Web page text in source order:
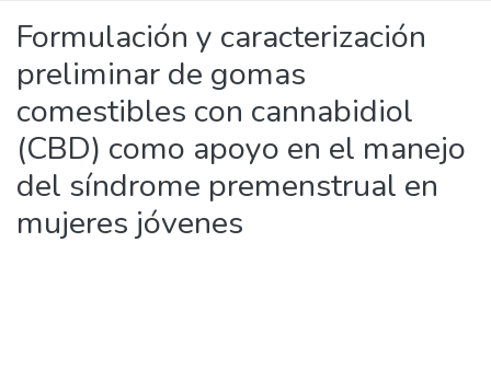
Formulación y caracterización
preliminar de gomas
comestibles con cannabidiol
(CBD) como apoyo en el manejo
del síndrome premenstrual en
mujeres jóvenes